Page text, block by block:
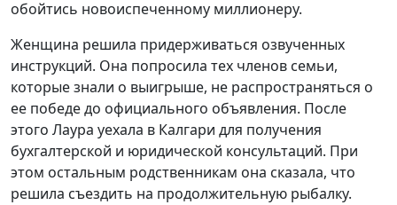
обойтись новоиспеченному миллионеру.
Женщина решила придерживаться озвученных
инструкций. Она попросила тех членов семьи,
которые знали о выигрыше, не распространяться о
ее победе до официального объявления. После
этого Лаура уехала в Калгари для получения
бухгалтерской и юридической консультаций. При
этом остальным родственникам она сказала, что
решила съездить на продолжительную рыбалку.